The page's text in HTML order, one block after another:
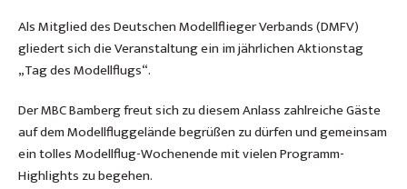
Als Mitglied des Deutschen Modellflieger Verbands (DMFV)
gliedert sich die Veranstaltung ein im jährlichen Aktionstag
„Tag des Modellflugs“.
Der MBC Bamberg freut sich zu diesem Anlass zahlreiche Gäste
auf dem Modellfluggelände begrüßen zu dürfen und gemeinsam
ein tolles Modellflug-Wochenende mit vielen Programm-
Highlights zu begehen.